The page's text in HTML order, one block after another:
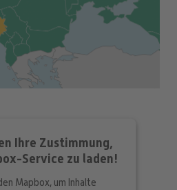
Ihre Zustimmung,
Service zu laden!
Mapbox, um Inhalte